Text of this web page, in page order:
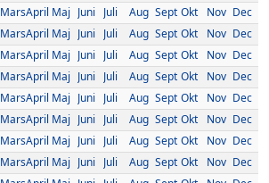
MarsApril Maj Juni Juli Aug Sept Okt Nov Dec
MarsApril Maj Juni Juli Aug Sept Okt Nov Dec
MarsApril Maj Juni Juli Aug Sept Okt Nov Dec
MarsApril Maj Juni Juli Aug Sept Okt Nov Dec
MarsApril Maj Juni Juli Aug Sept Okt Nov Dec
MarsApril Maj Juni Juli Aug Sept Okt Nov Dec
MarsApril Maj Juni Juli Aug Sept Okt Nov Dec
MarsApril Maj Juni Juli Aug Sept Okt Nov Dec